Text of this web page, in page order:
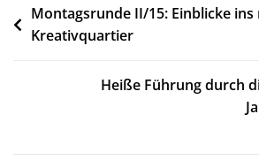
Beitragsnavigation
Montagsrunde II/15: Einblicke
Kreativquartier
Heiße Führung durch